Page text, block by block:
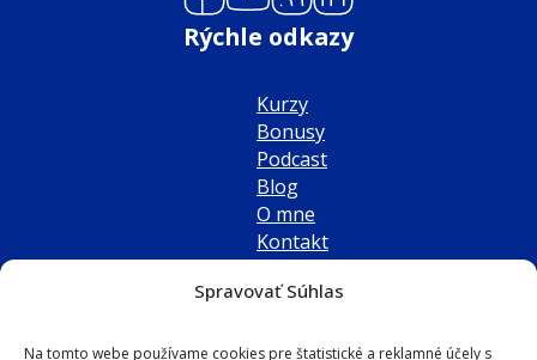
Spravovať Súhlas
Na tomto webe používame cookies pre štatistické a reklamné účely s
Rýchle odkazy
Kurzy
Bonusy
Podcast
Blog
O mne
Kontakt
Kontakt